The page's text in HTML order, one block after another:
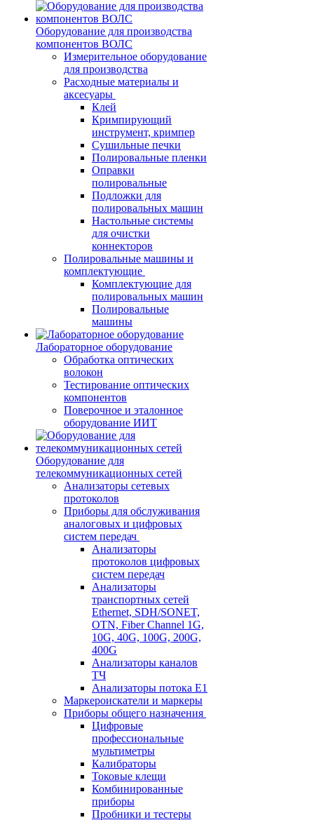
Оборудование для производства
компонентов ВОЛС
Измерительное оборудование
для производства
Расходные материалы и
аксесуары
Клей
Кримпирующий
инструмент, кримпер
Сушильные печки
Полировальные пленки
Оправки
полировальные
Подложки для
полировальных машин
Настольные системы
для очистки
коннекторов
Полировальные машины и
комплектующие
Комплектующие для
полировальных машин
Полировальные
машины
Лабораторное оборудование
Обработка оптических
волокон
Тестирование оптических
компонентов
Поверочное и эталонное
оборудование ИИТ
Оборудование для
телекоммуникационных сетей
Анализаторы сетевых
протоколов
Приборы для обслуживания
аналоговых и цифровых
систем передач
Анализаторы
протоколов цифровых
систем передач
Анализаторы
транспортных сетей
Ethernet, SDH/SONET,
OTN, Fiber Channel 1G,
10G, 40G, 100G, 200G,
400G
Анализаторы каналов
ТЧ
Анализаторы потока Е1
Маркероискатели и маркеры
Приборы общего назначения
Цифровые
профессиональные
мультиметры
Калибраторы
Токовые клещи
Комбинированные
приборы
Пробники и тестеры